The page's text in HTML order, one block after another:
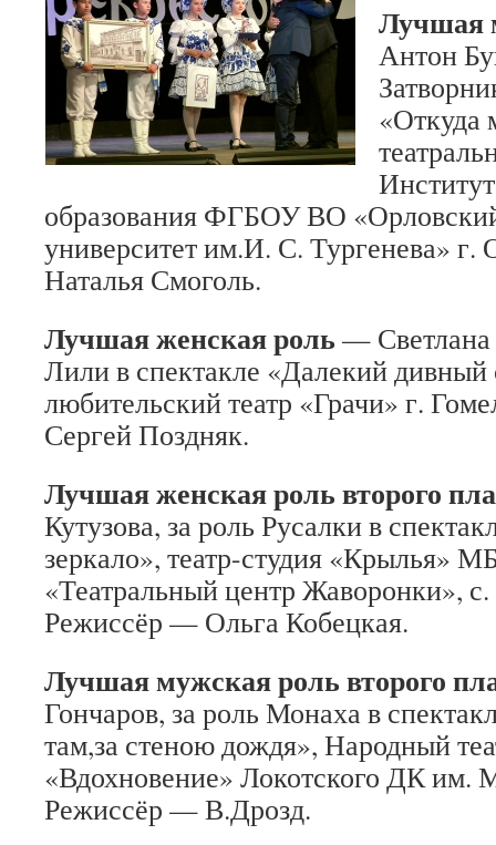
Лучшая
Антон
«Откуда
образования ФГБОУ ВО
университет им.И. С. Тургенева» г.
Наталья Смоголь.
Лучшая женская роль — Светлана
Лили в спектакле «Далекий дивный
любительский театр «Грачи» г.
Сергей Поздняк.
Лучшая женская роль второго
Кутузова, за роль Русалки в
зеркало», театр-студия «Крылья»
«Театральный центр Жаворонки»,
Режиссёр — Ольга Кобецкая.
Лучшая мужская роль второго
Гончаров, за роль Монаха в
там,за стеною дождя», Народный
«Вдохновение» Локотского ДК им.
Режиссёр — В.Дрозд.